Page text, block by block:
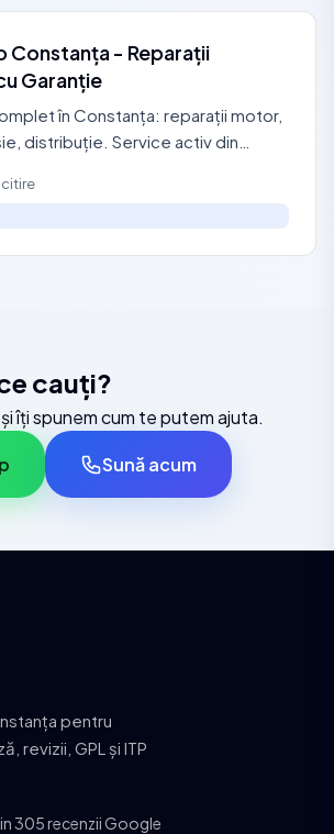
Constanța - Reparații
Garanție
în Constanța: reparații motor,
distribuție. Service activ din
citire
cauți?
îți spunem cum te putem ajuta.
Sună acum
pentru
revizii, GPL și ITP
305 recenzii Google